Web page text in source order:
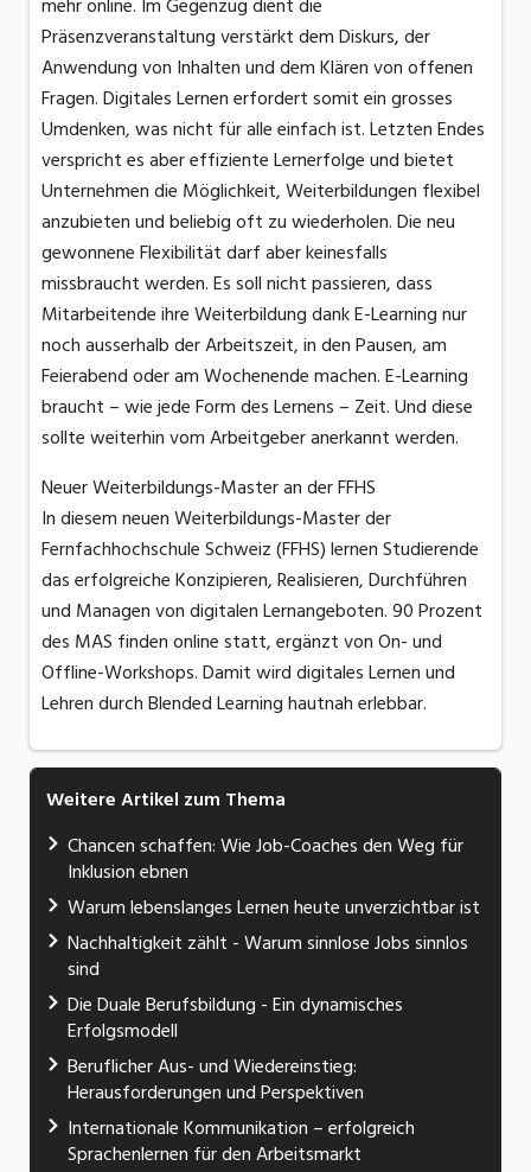
mehr online. Im Gegenzug dient die
Präsenzveranstaltung verstärkt dem Diskurs, der
Anwendung von Inhalten und dem Klären von offenen
Fragen. Digitales Lernen erfordert somit ein grosses
Umdenken, was nicht für alle einfach ist. Letzten Endes
verspricht es aber effiziente Lernerfolge und bietet
Unternehmen die Möglichkeit, Weiterbildungen flexibel
anzubieten und beliebig oft zu wiederholen. Die neu
gewonnene Flexibilität darf aber keinesfalls
missbraucht werden. Es soll nicht passieren, dass
Mitarbeitende ihre Weiterbildung dank E-Learning nur
noch ausserhalb der Arbeitszeit, in den Pausen, am
Feierabend oder am Wochenende machen. E-Learning
braucht – wie jede Form des Lernens – Zeit. Und diese
sollte weiterhin vom Arbeitgeber anerkannt werden.
Neuer Weiterbildungs-Master an der FFHS
In diesem neuen Weiterbildungs-Master der
Fernfachhochschule Schweiz (FFHS) lernen Studierende
das erfolgreiche Konzipieren, Realisieren, Durchführen
und Managen von digitalen Lernangeboten. 90 Prozent
des MAS finden online statt, ergänzt von On- und
Offline-Workshops. Damit wird digitales Lernen und
Lehren durch Blended Learning hautnah erlebbar.
Weitere Artikel zum Thema
Chancen schaffen: Wie Job-Coaches den Weg für
Inklusion ebnen
Warum lebenslanges Lernen heute unverzichtbar ist
Nachhaltigkeit zählt - Warum sinnlose Jobs sinnlos
sind
Die Duale Berufsbildung - Ein dynamisches
Erfolgsmodell
Beruflicher Aus- und Wiedereinstieg:
Herausforderungen und Perspektiven
Internationale Kommunikation – erfolgreich
Sprachenlernen für den Arbeitsmarkt